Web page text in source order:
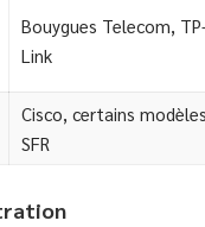
Bouygues Telecom,
Link
Cisco, certains
SFR